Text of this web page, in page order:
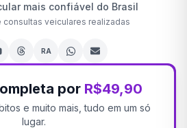
mais confiável do Brasil
consultas veiculares realizadas
RA
por R$49,90
e muito mais, tudo em um só
lugar.